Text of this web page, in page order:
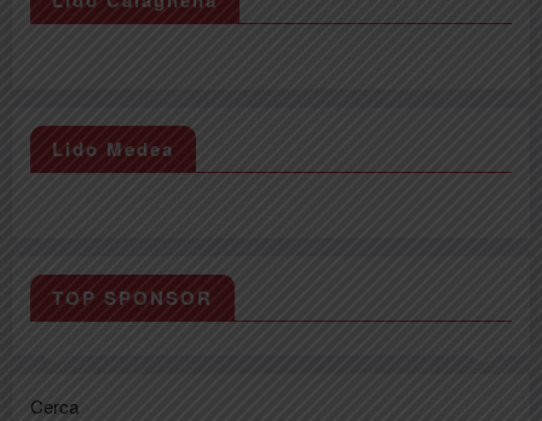
Lido Medea
TOP SPONSOR
Cerca